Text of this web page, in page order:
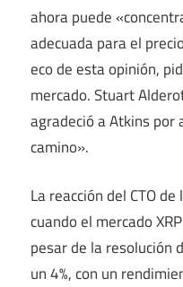
ahora puede
adecuada para el
eco de esta opinión,
mercado. Stuart
agradeció a Atkins por
camino».
La reacción del CTO
cuando el mercado
pesar de la resolución
un 4%, con un